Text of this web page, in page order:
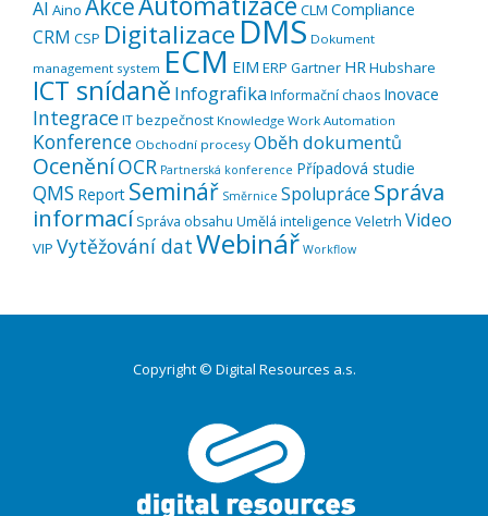
AI Aino Akce CLM Compliance
CRM CSP Digitalizace DMS Dokument
management system ECM EIM ERP Gartner HR Hubshare
ICT snídaně InfografikaInformační chaos Inovace
IntegraceIT bezpečnost Knowledge Work Automation
Konference Obchodní procesy Oběh dokumentů
OceněníOCR Partnerská konference Případová studie
QMS Report Seminář Směrnice Spolupráce Správa
informací Správa obsahu Umělá inteligence Veletrh Video
VIP Vytěžování datWebinář Workflow
Copyright © Digital Resources a.s.